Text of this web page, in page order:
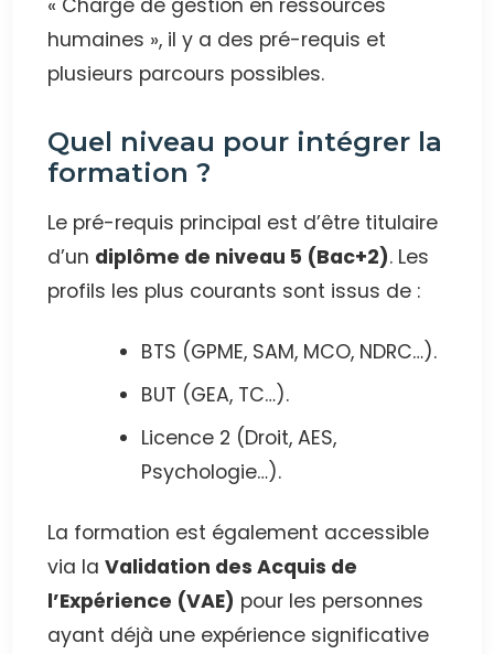
humaines », il y a des pré-requis et
plusieurs parcours possibles.
Quel niveau pour intégrer la
formation ?
Le pré-requis principal est d’être titulaire
d’un diplôme de niveau 5 (Bac+2). Les
profils les plus courants sont issus de :
BTS (GPME, SAM, MCO, NDRC…).
BUT (GEA, TC…).
Licence 2 (Droit, AES,
Psychologie…).
La formation est également accessible
via laValidation des Acquis de
l’Expérience (VAE) pour les personnes
ayant déjà une expérience significative